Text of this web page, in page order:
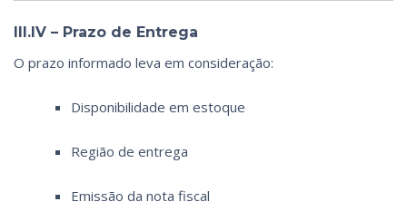
III.IV – Prazo de Entrega
O prazo informado leva em consideração:
Disponibilidade em estoque
Região de entrega
Emissão da nota fiscal